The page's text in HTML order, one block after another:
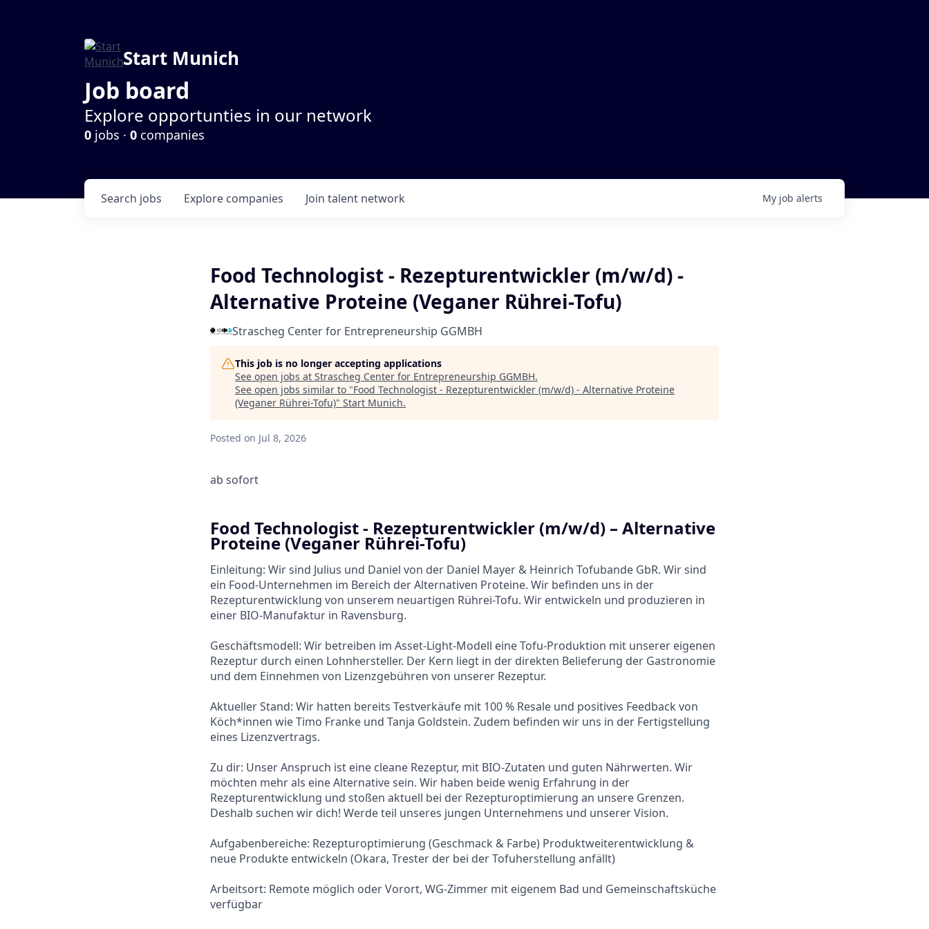
Start Munich
Job board
Explore opportunties in our network
0 jobs · 0 companies
Search jobs Explore companies Join talent network My job alerts
Food Technologist - Rezepturentwickler (m/w/d) -
Alternative Proteine (Veganer Rührei-Tofu)
Strascheg Center for Entrepreneurship GGMBH
This job is no longer accepting applications
See open jobs at Strascheg Center for Entrepreneurship GGMBH.
See open jobs similar to "Food Technologist - Rezepturentwickler (m/w/d) - Alternative Proteine
(Veganer Rührei-Tofu)" Start Munich.
Posted on Jul 8, 2026
ab sofort
Food Technologist - Rezepturentwickler (m/w/d) – Alternative
Proteine (Veganer Rührei-Tofu)
Einleitung: Wir sind Julius und Daniel von der Daniel Mayer & Heinrich Tofubande GbR. Wir sind
ein Food-Unternehmen im Bereich der Alternativen Proteine. Wir befinden uns in der
Rezepturentwicklung von unserem neuartigen Rührei-Tofu. Wir entwickeln und produzieren in
einer BIO-Manufaktur in Ravensburg.
Geschäftsmodell: Wir betreiben im Asset-Light-Modell eine Tofu-Produktion mit unserer eigenen
Rezeptur durch einen Lohnhersteller. Der Kern liegt in der direkten Belieferung der Gastronomie
und dem Einnehmen von Lizenzgebühren von unserer Rezeptur.
Aktueller Stand: Wir hatten bereits Testverkäufe mit 100 % Resale und positives Feedback von
Köch*innen wie Timo Franke und Tanja Goldstein. Zudem befinden wir uns in der Fertigstellung
eines Lizenzvertrags.
Zu dir: Unser Anspruch ist eine cleane Rezeptur, mit BIO-Zutaten und guten Nährwerten. Wir
möchten mehr als eine Alternative sein. Wir haben beide wenig Erfahrung in der
Rezepturentwicklung und stoßen aktuell bei der Rezepturoptimierung an unsere Grenzen.
Deshalb suchen wir dich! Werde teil unseres jungen Unternehmens und unserer Vision.
Aufgabenbereiche: Rezepturoptimierung (Geschmack & Farbe) Produktweiterentwicklung &
neue Produkte entwickeln (Okara, Trester der bei der Tofuherstellung anfällt)
Arbeitsort: Remote möglich oder Vorort, WG-Zimmer mit eigenem Bad und Gemeinschaftsküche
verfügbar